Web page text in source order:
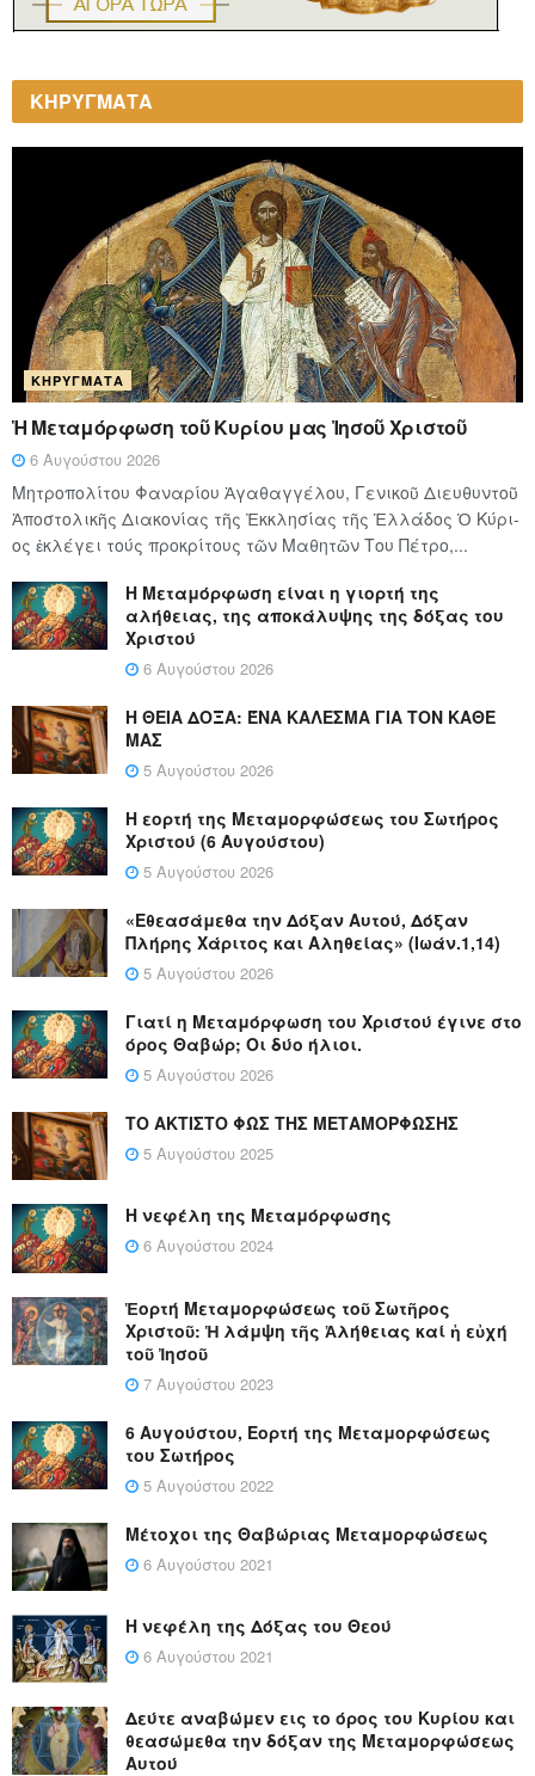
ΚΗΡΥΓΜΑΤΑ
ΚΗΡΎΓΜΑΤΑ
Ἡ Μεταμόρφωση τοῦ Κυρίου μας Ἰησοῦ Χριστοῦ
6 Αυγούστου 2026
Μητροπολίτου Φαναρίου Ἀγαθαγγέλου, Γενικοῦ Διευθυντοῦ
Ἀποστολικῆς Διακονίας τῆς Ἐκκλησίας τῆς Ἑλλάδος Ὁ Κύ­ρι­
ος ἐκλέγει τούς προ­κρί­τους τῶν Μα­θη­τῶν Του Πέ­τρο,...
Η Μεταμόρφωση είναι η γιορτή της
αλήθειας, της αποκάλυψης της δόξας του
Χριστού
6 Αυγούστου 2026
Η ΘΕΙΑ ΔΟΞΑ: ΈΝΑ ΚΑΛΕΣΜΑ ΓΙΑ ΤΟΝ ΚΑΘΕ
ΜΑΣ
5 Αυγούστου 2026
Η εορτή της Μεταμορφώσεως του Σωτήρος
Χριστού (6 Αυγούστου)
5 Αυγούστου 2026
«Εθεασάμεθα την Δόξαν Αυτού, Δόξαν
Πλήρης Χάριτος και Αληθείας» (Ιωάν.1,14)
5 Αυγούστου 2026
Γιατί η Μεταμόρφωση του Χριστού έγινε στο
όρος Θαβώρ; Οι δύο ήλιοι.
5 Αυγούστου 2026
ΤΟ ΑΚΤΙΣΤΟ ΦΩΣ ΤΗΣ ΜΕΤΑΜΟΡΦΩΣΗΣ
5 Αυγούστου 2025
Η νεφέλη της Μεταμόρφωσης
6 Αυγούστου 2024
Ἑορτή Μεταμορφώσεως τοῦ Σωτῆρος
Χριστοῦ: Ἡ λάμψη τῆς Ἀλήθειας καί ἡ εὐχή
τοῦ Ἰησοῦ
7 Αυγούστου 2023
6 Αυγούστου, Εορτή της Μεταμορφώσεως
του Σωτήρος
5 Αυγούστου 2022
Μέτοχοι της Θαβώριας Μεταμορφώσεως
6 Αυγούστου 2021
Η νεφέλη της Δόξας του Θεού
6 Αυγούστου 2021
Δεύτε αναβώμεν εις το όρος του Κυρίου και
θεασώμεθα την δόξαν της Μεταμορφώσεως
Αυτού